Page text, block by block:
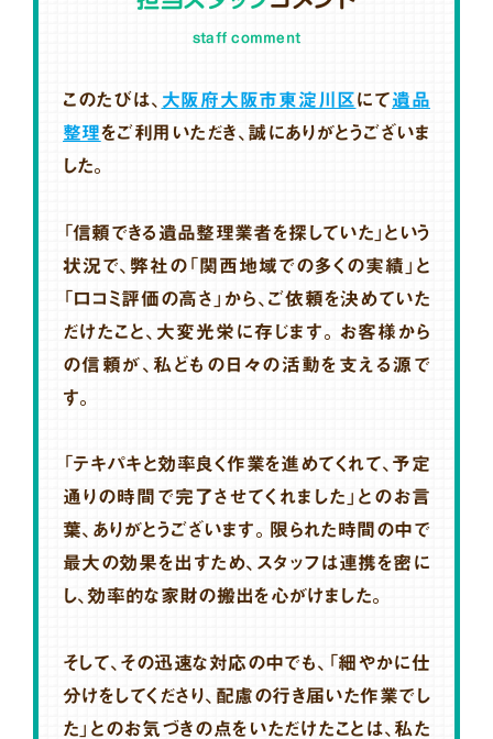
staff comment
このたびは、 大阪府大阪市東淀川区にて遺品
整理をご利用いただき、誠にありがとうございま
した。
「信頼できる遺品整理業者を探していた」という
状況で、弊社の「関西地域での多くの実績」と
「口コミ評価の高さ」から、ご依頼を決めていた
だけたこと、大変光栄に存じます。お客様から
の信頼が、私どもの日々の活動を支える源で
す。
「テキパキと効率良く作業を進めてくれて、予定
通りの時間で完了させてくれました」とのお言
葉、ありがとうございます。限られた時間の中で
最大の効果を出すため、スタッフは連携を密に
し、効率的な家財の搬出を心がけました。
そして、その迅速な対応の中でも、「細やかに仕
分けをしてくださり、配慮の行き届いた作業でし
た」とのお気づきの点をいただけたことは、私た